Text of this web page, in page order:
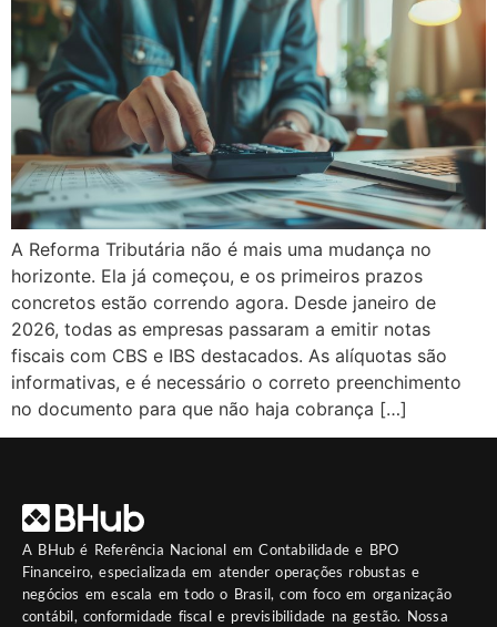
A Reforma Tributária não é mais uma mudança no
horizonte. Ela já começou, e os primeiros prazos
concretos estão correndo agora. Desde janeiro de
2026, todas as empresas passaram a emitir notas
fiscais com CBS e IBS destacados. As alíquotas são
informativas, e é necessário o correto preenchimento
no documento para que não haja cobrança […]
A BHub é Referência Nacional em Contabilidade e BPO
Financeiro, especializada em atender operações robustas e
negócios em escala em todo o Brasil, com foco em organização
contábil, conformidade fiscal e previsibilidade na gestão. Nossa